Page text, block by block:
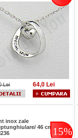
Lei 64,0 Lei
inox zale
46 cm -15%